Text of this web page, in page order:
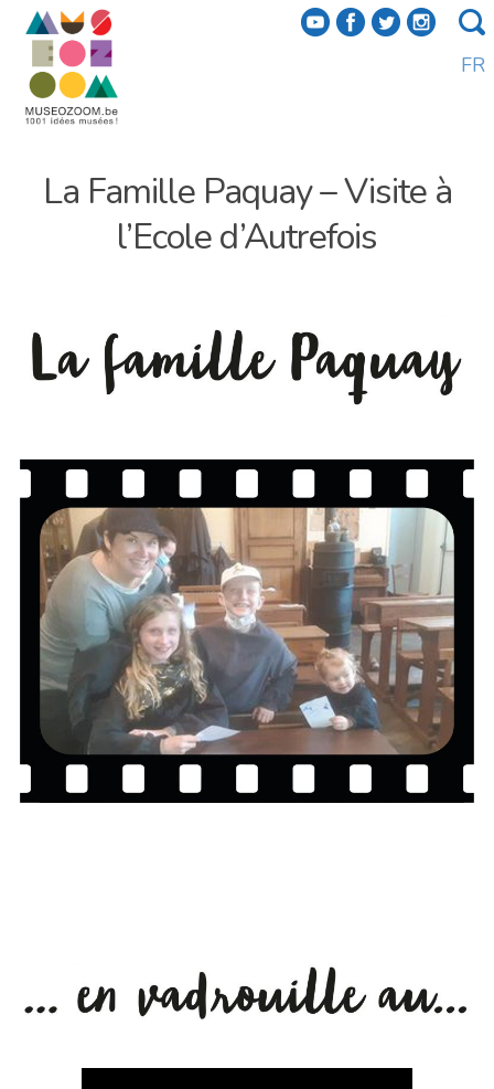
f a b e
FR
La Famille Paquay – Visite à
l’Ecole d’Autrefois